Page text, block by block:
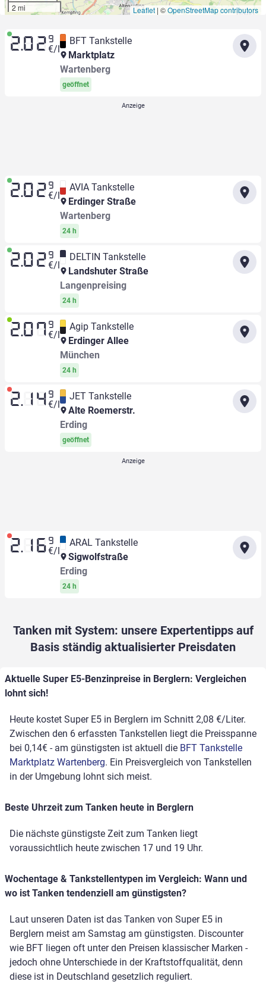
2 mi
Leaflet | ©OpenStreetMap contributors
2.02 9
€/l
BFT Tankstelle
Marktplatz
Wartenberg
geöffnet
2.02 9
€/l
AVIA Tankstelle
Erdinger Straße
Wartenberg
24 h
2.02 9
€/l
DELTIN Tankstelle
Landshuter Straße
Langenpreising
24 h
2.07 9
€/l
Agip Tankstelle
Erdinger Allee
München
24 h
2.14 9
€/l
JET Tankstelle
Alte Roemerstr.
Erding
geöffnet
2.16 9
€/l
ARAL Tankstelle
Sigwolfstraße
Erding
24 h
Tanken mit System: unsere Expertentipps auf
Basis ständig aktualisierter Preisdaten
Aktuelle Super E5-Benzinpreise in Berglern: Vergleichen
lohnt sich!
Heute kostet Super E5 in Berglern im Schnitt 2,08 €/Liter.
Zwischen den 6 erfassten Tankstellen liegt die Preisspanne
bei 0,14€ - am günstigsten ist aktuell die BFT Tankstelle
Marktplatz Wartenberg. Ein Preisvergleich von Tankstellen
in der Umgebung lohnt sich meist.
Beste Uhrzeit zum Tanken heute in Berglern
Die nächste günstigste Zeit zum Tanken liegt
voraussichtlich heute zwischen 17 und 19 Uhr.
Wochentage & Tankstellentypen im Vergleich: Wann und
wo ist Tanken tendenziell am günstigsten?
Laut unseren Daten ist das Tanken von Super E5 in
Berglern meist am Samstag am günstigsten. Discounter
wie BFT liegen oft unter den Preisen klassischer Marken -
jedoch ohne Unterschiede in der Kraftstoffqualität, denn
diese ist in Deutschland gesetzlich reguliert.